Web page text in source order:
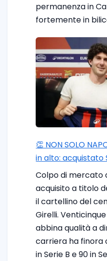
permanenza in
fortemente in
👏 NON SOLO
in alto: acquistato
Colpo di mercato
acquisito a titolo
il cartellino del
Girelli.
abbina qualità a
carriera ha finora
in Serie B e 90 in